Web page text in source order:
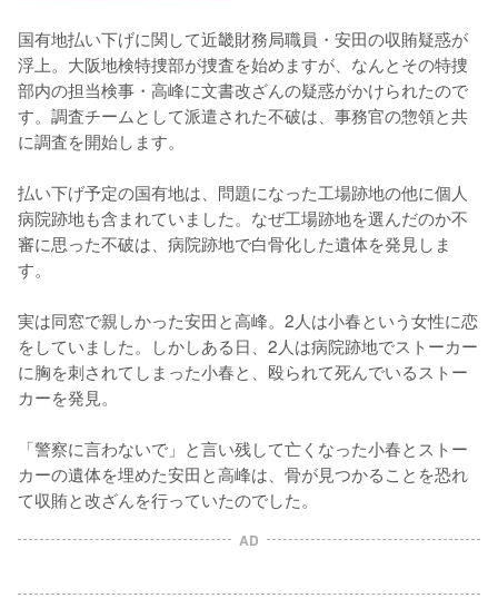
国有地払い下げに関して近畿財務局職員・安田の収賄疑惑が
浮上。大阪地検特捜部が捜査を始めますが、なんとその特捜
部内の担当検事・高峰に文書改ざんの疑惑がかけられたので
す。調査チームとして派遣された不破は、事務官の惣領と共
に調査を開始します。
払い下げ予定の国有地は、問題になった工場跡地の他に個人
病院跡地も含まれていました。なぜ工場跡地を選んだのか不
審に思った不破は、病院跡地で白骨化した遺体を発見しま
す。
実は同窓で親しかった安田と高峰。2人は小春という女性に恋
をしていました。しかしある日、2人は病院跡地でストーカー
に胸を刺されてしまった小春と、殴られて死んでいるストー
カーを発見。
「警察に言わないで」と言い残して亡くなった小春とストー
カーの遺体を埋めた安田と高峰は、骨が見つかることを恐れ
て収賄と改ざんを行っていたのでした。
AD